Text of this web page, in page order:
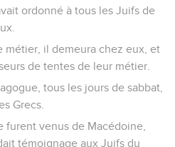
ordonné à tous les Juifs de
métier, il demeura chez eux, et
de tentes de leur métier.
tous les jours de sabbat,
Grecs.
furent venus de Macédoine,
témoignage aux Juifs du